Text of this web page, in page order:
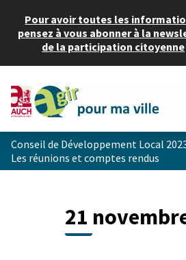
Pour avoir toutes les
pensez à vous abonner à la
de la participation citoyenne
Conseil de Développement Local
Les réunions et comptes rendus
21